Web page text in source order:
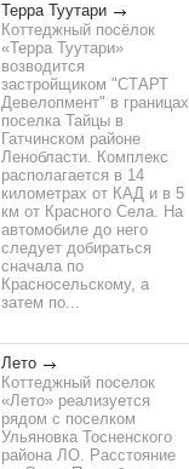
Терра Туутари
Коттеджный посёлок
«Терра Туутари»
возводится
застройщиком "СТАРТ
Девелопмент" в границах
поселка Тайцы в
Гатчинском районе
Ленобласти. Комплекс
располагается в 14
километрах от КАД и в 5
км от Красного Села. На
автомобиле до него
следует добираться
сначала по
Красносельскому, а
затем по...
Лето
Коттеджный поселок
«Лето» реализуется
рядом с поселком
Ульяновка Тосненского
района ЛО. Расстояние